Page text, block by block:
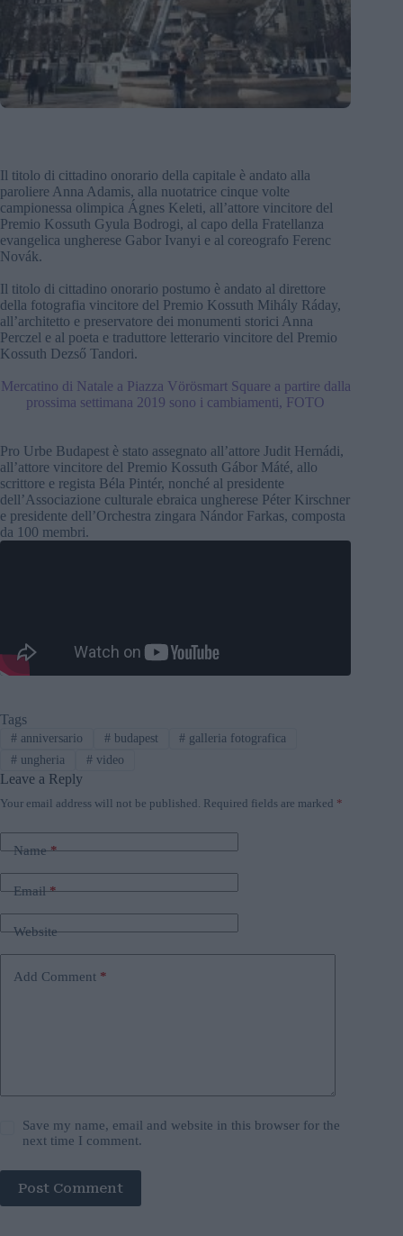
Il titolo di cittadino onorario della capitale è andato alla
paroliere Anna Adamis, alla nuotatrice cinque volte
campionessa olimpica Ágnes Keleti, all’attore vincitore del
Premio Kossuth Gyula Bodrogi, al capo della Fratellanza
evangelica ungherese Gabor Ivanyi e al coreografo Ferenc
Novák.
Il titolo di cittadino onorario postumo è andato al direttore
della fotografia vincitore del Premio Kossuth Mihály Ráday,
all’architetto e preservatore dei monumenti storici Anna
Perczel e al poeta e traduttore letterario vincitore del Premio
Kossuth Dezső Tandori.
Mercatino di Natale a Piazza Vörösmart Square a partire dalla
prossima settimana 2019 sono i cambiamenti, FOTO
Pro Urbe Budapest è stato assegnato all’attore Judit Hernádi,
all’attore vincitore del Premio Kossuth Gábor Máté, allo
scrittore e regista Béla Pintér, nonché al presidente
dell’Associazione culturale ebraica ungherese Péter Kirschner
e presidente dell’Orchestra zingara Nándor Farkas, composta
da 100 membri.
Tags
#anniversario #budapest # galleria fotografica
#ungheria #video
Leave a Reply
Your email address will not be published. Required fields are marked *
Name*
Email*
Website
Add Comment *
Save my name, email and website in this browser for the
next time I comment.
Post Comment